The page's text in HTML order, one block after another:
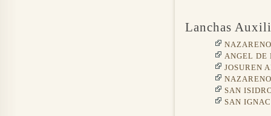
Lanchas
ANGEL DE
JOSUREN
SAN
SAN